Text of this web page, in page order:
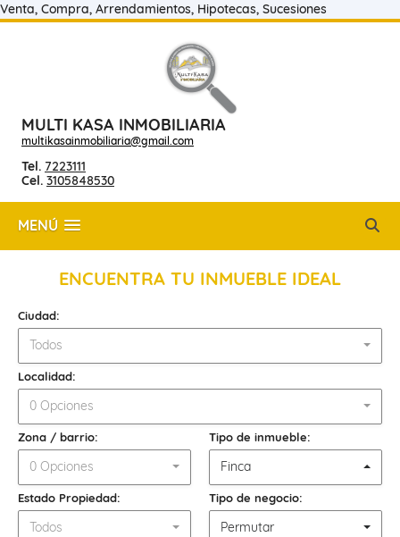
Venta, Compra, Arrendamientos, Hipotecas, Sucesiones
MULTI KASA INMOBILIARIA
multikasainmobiliaria@gmail.com
Tel. 7223111
Cel. 3105848530
MENÚ
ENCUENTRA TU INMUEBLE IDEAL
Ciudad:
Todos
Localidad:
0 Opciones
Zona / barrio:
0 Opciones
Tipo de inmueble:
Finca
Estado Propiedad:
Todos
Tipo de negocio:
Permutar